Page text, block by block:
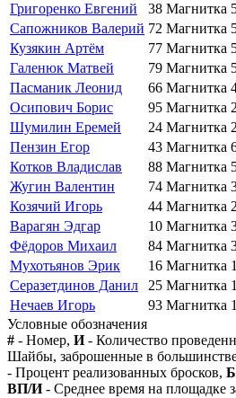
Григоренко Евгений
38 Магнитка
Сапожников Валерий 72 Магнитка
Кузякин Артём
77 Магнитка
Галенюк Матвей
79 Магнитка
Пасманик Леонид
66 Магнитка
Осипович Борис
95 Магнитка
Шумилин Еремей
24 Магнитка
Пензин Егор
43 Магнитка
Котков Владислав
88 Магнитка
Жугин Валентин
74 Магнитка
Козячий Игорь
44 Магнитка
Варагян Эдгар
10 Магнитка
Фёдоров Михаил
84 Магнитка
Мухотьянов Эрик
16 Магнитка 1
Серазетдинов Данил
25 Магнитка 1
Нечаев Игорь
93 Магнитка 1
Условные обозначения
# - Номер, И- Количество
Шайбы, заброшенные в
- Процент реализованных бросков,
ВП/И- Среднее время на площадке